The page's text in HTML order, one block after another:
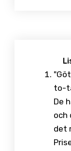
to-
De
och
det